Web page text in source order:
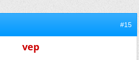
#15
vep